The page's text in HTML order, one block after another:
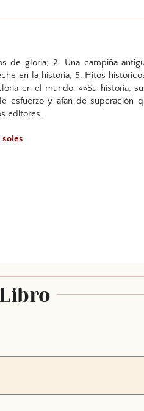
de gloria; 2. Una campiña
en la historia; 5. Hitos
en el mundo. «»Su historia,
esfuerzo y afan de superación
editores.